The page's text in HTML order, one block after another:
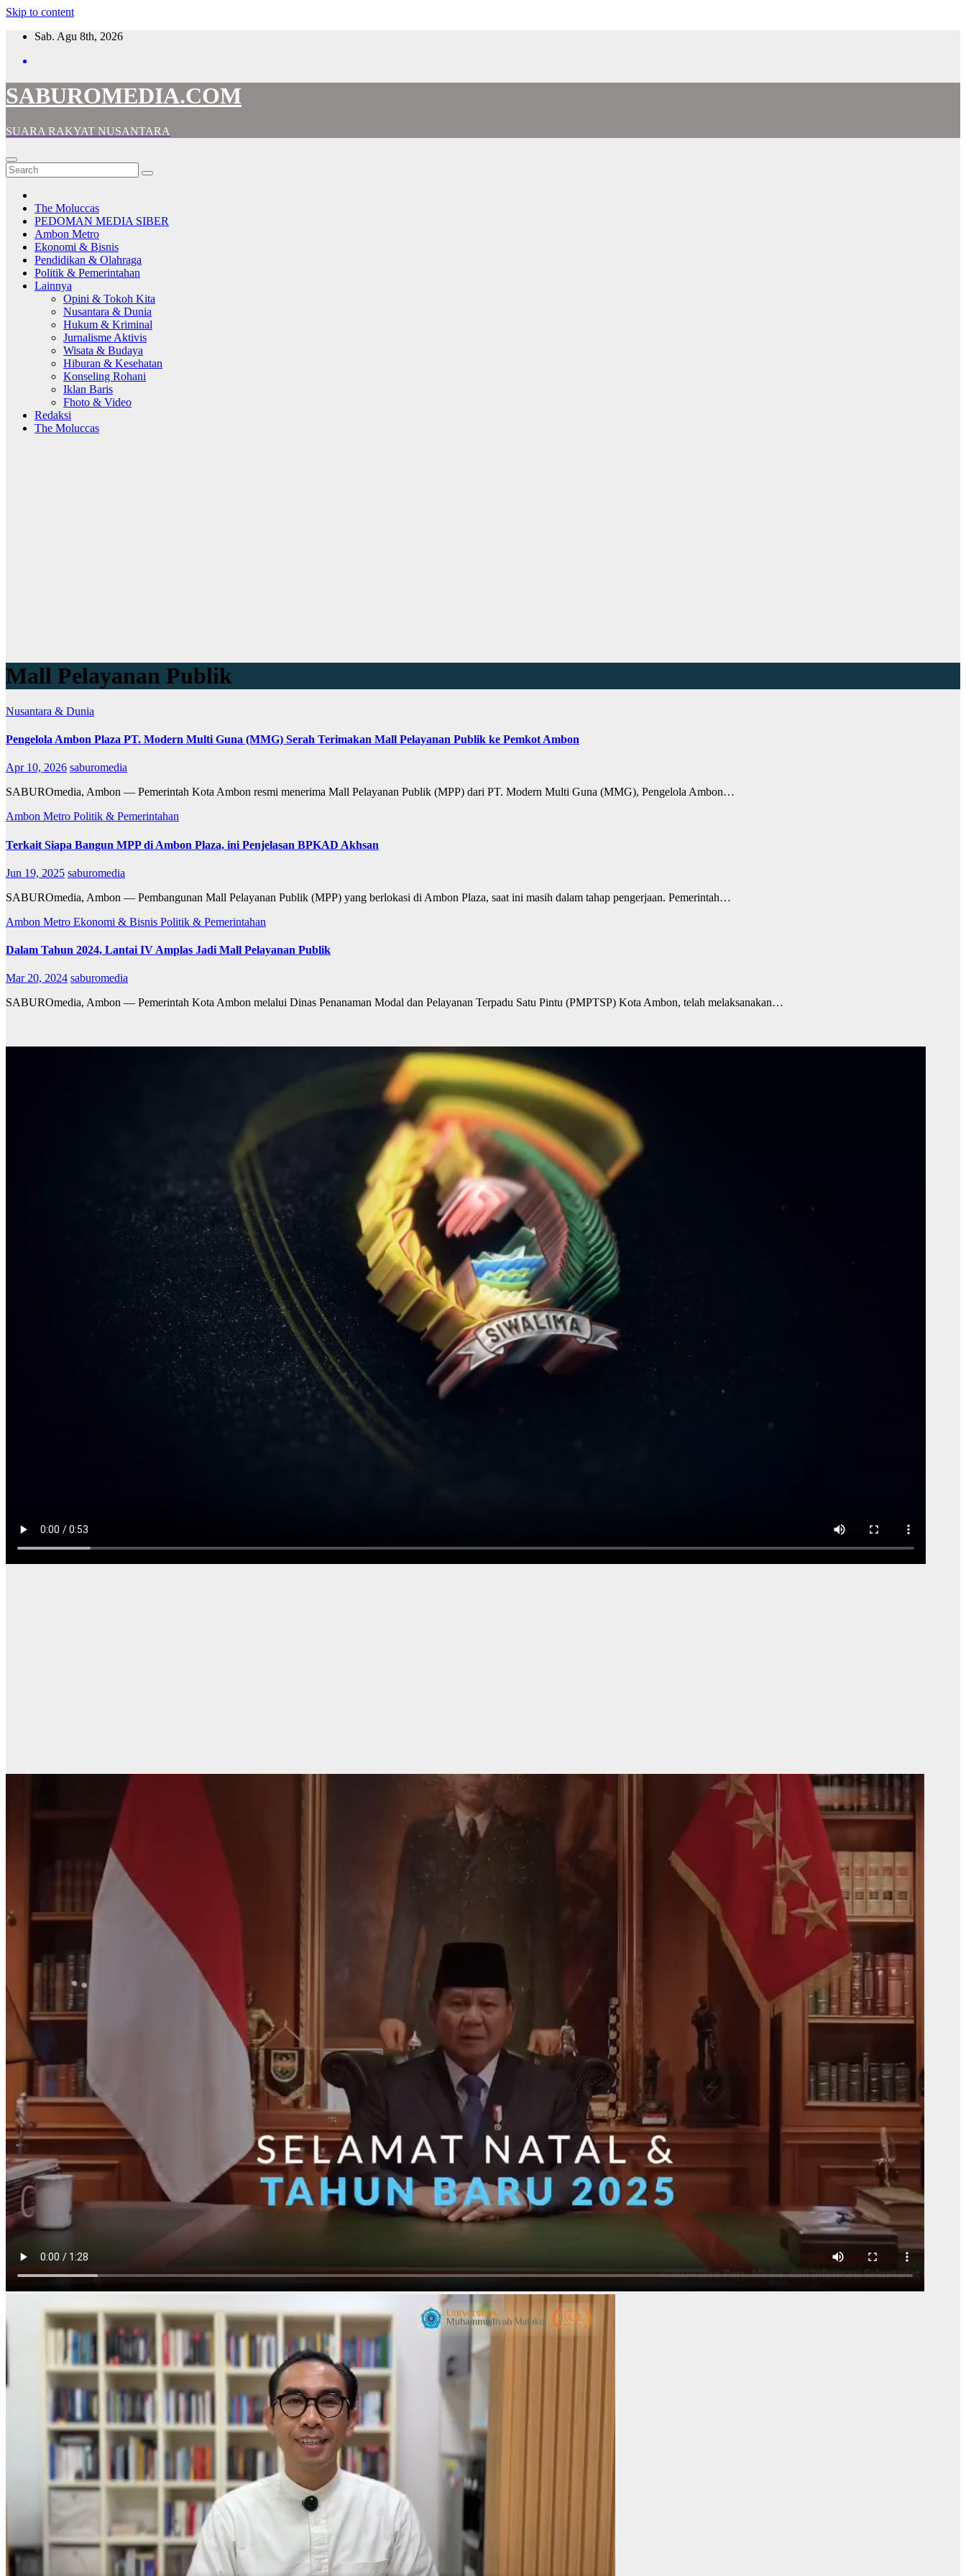
Skip to content
Sab. Agu 8th, 2026
SABUROMEDIA.COM
SUARA RAKYAT NUSANTARA
The Moluccas
PEDOMAN MEDIA SIBER
Ambon Metro
Ekonomi & Bisnis
Pendidikan & Olahraga
Politik & Pemerintahan
Lainnya
Opini & Tokoh Kita
Nusantara & Dunia
Hukum & Kriminal
Jurnalisme Aktivis
Wisata & Budaya
Hiburan & Kesehatan
Konseling Rohani
Iklan Baris
Fhoto & Video
Redaksi
The Moluccas
Mall Pelayanan Publik
Nusantara & Dunia
Pengelola Ambon Plaza PT. Modern Multi Guna (MMG) Serah Terimakan Mall Pelayanan Publik ke Pemkot Ambon
Apr 10, 2026 saburomedia
SABUROmedia, Ambon — Pemerintah Kota Ambon resmi menerima Mall Pelayanan Publik (MPP) dari PT. Modern Multi Guna (MMG), Pengelola Ambon…
Ambon Metro Politik & Pemerintahan
Terkait Siapa Bangun MPP di Ambon Plaza, ini Penjelasan BPKAD Akhsan
Jun 19, 2025 saburomedia
SABUROmedia, Ambon — Pembangunan Mall Pelayanan Publik (MPP) yang berlokasi di Ambon Plaza, saat ini masih dalam tahap pengerjaan. Pemerintah…
Ambon Metro Ekonomi & Bisnis Politik & Pemerintahan
Dalam Tahun 2024, Lantai IV Amplas Jadi Mall Pelayanan Publik
Mar 20, 2024 saburomedia
SABUROmedia, Ambon — Pemerintah Kota Ambon melalui Dinas Penanaman Modal dan Pelayanan Terpadu Satu Pintu (PMPTSP) Kota Ambon, telah melaksanakan…